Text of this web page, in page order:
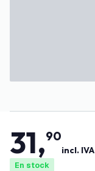
31,90
incl. IVA
En stock